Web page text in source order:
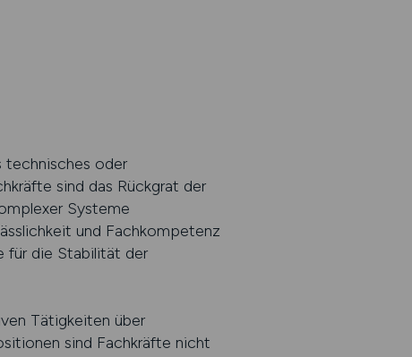
technisches oder
sind das Rückgrat der
Systeme
und Fachkompetenz
für die Stabilität der
Tätigkeiten über
sind Fachkräfte nicht